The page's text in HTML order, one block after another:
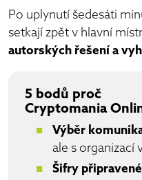
Po uplynutí šedesáti
setkají zpět v hlavní
autorských řešení a
5 bodů proč
Cryptomania
Výběr
ale s organizací
Šifry